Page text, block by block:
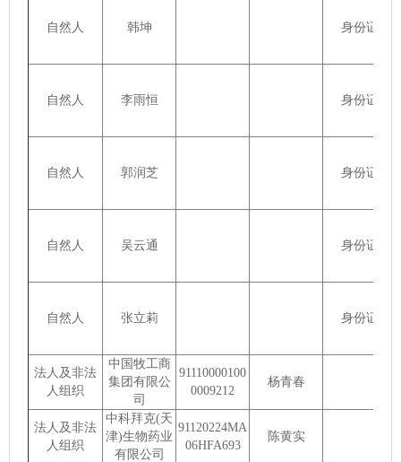
自然人 韩坤 身份证
自然人 李雨恒 身份证
自然人 郭润芝 身份证
自然人 吴云通 身份证
自然人 张立莉 身份证
法人及非法
人组织
中国牧工商
集团有限公
司
91110000100
0009212
杨青春
法人及非法
人组织
中科拜克(天
津)生物药业
有限公司
91120224MA
06HFA693
陈黄实